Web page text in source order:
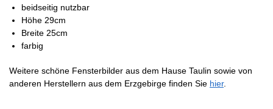
beidseitig nutzbar
Höhe 29cm
Breite 25cm
farbig
Weitere schöne Fensterbilder aus dem Hause Taulin sowie von
anderen Herstellern aus dem Erzgebirge finden Sie hier.